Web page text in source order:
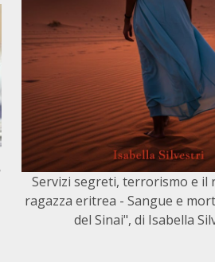
Servizi segreti, terrorismo e il
ragazza eritrea - Sangue e
del Sinai", di Isabella